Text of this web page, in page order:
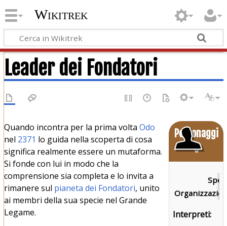
Wikitrek
Leader dei Fondatori
Personaggi
o
Interpreti:
Quando incontra per la prima volta Odo
nel 2371 lo guida nella scoperta di cosa
significa realmente essere un mutaforma.
Si fonde con lui in modo che la
comprensione sia completa e lo invita a
rimanere sul pianeta dei Fondatori, unito
ai membri della sua specie nel Grande
Legame.